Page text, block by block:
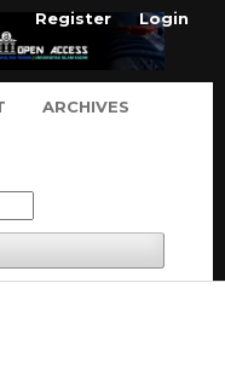
ARCHIVES
Register Login